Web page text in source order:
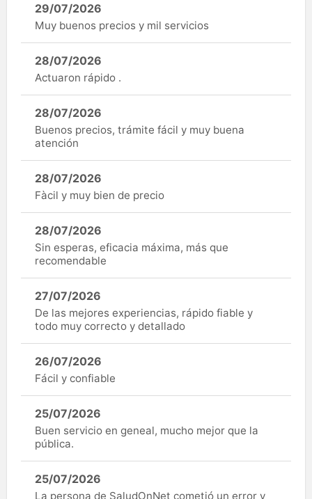
29/07/2026
Muy buenos precios y mil servicios
28/07/2026
Actuaron rápido .
28/07/2026
Buenos precios, trámite fácil y muy buena
atención
28/07/2026
Fàcil y muy bien de precio
28/07/2026
Sin esperas, eficacia máxima, más que
recomendable
27/07/2026
De las mejores experiencias, rápido fiable y
todo muy correcto y detallado
26/07/2026
Fácil y confiable
25/07/2026
Buen servicio en geneal, mucho mejor que la
pública.
25/07/2026
La persona de SaludOnNet cometió un error y